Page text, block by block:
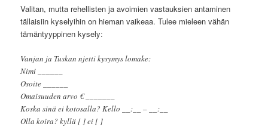
Valitan, mutta rehellisten ja avoimien vastauksien antaminen
tällaisiin kyselyihin on hieman vaikeaa. Tulee mieleen vähän
tämäntyyppinen kysely:
Vanjan ja Tuskan njetti kysymys lomake:
Nimi ______
Osoite ______
Omaisuuden arvo € _______
Koska sinä ei kotosalla? Kello __:__ – __:__
Olla koira? kyllä [ ] ei [ ]